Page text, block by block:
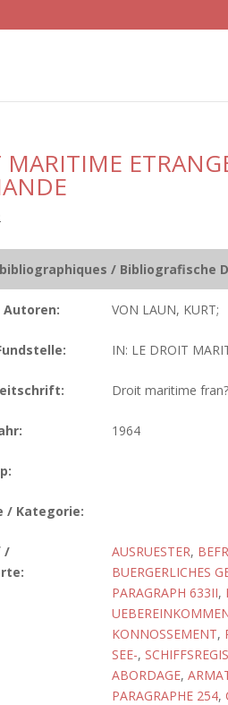
/ Bibliografische
VON LAUN, KURT;
IN: LE DROIT
Droit maritime
1964
/ Kategorie:
/
AUSRUESTER,
BUERGERLICHES
PARAGRAPH 633II,
KONNOSSEMENT,
SEE-,
ABORDAGE,
PARAGRAPHE 254,